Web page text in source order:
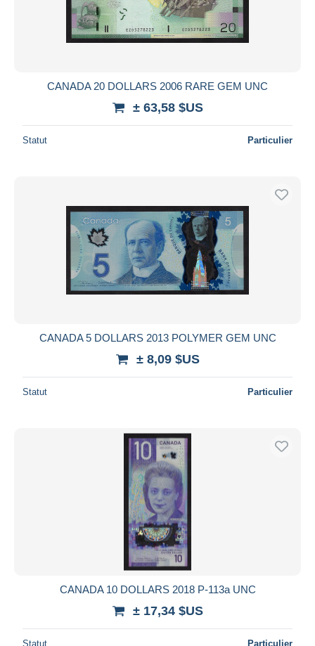
CANADA 20 DOLLARS 2006 RARE GEM UNC
± 63,58 $US
Statut Particulier
CANADA 5 DOLLARS 2013 POLYMER GEM UNC
± 8,09 $US
Statut Particulier
CANADA 10 DOLLARS 2018 P-113a UNC
± 17,34 $US
Statut Particulier